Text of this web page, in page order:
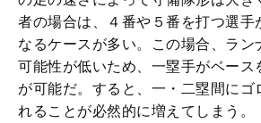
者の場合は、４番や５番を打つ選手
なるケースが多い。この場合、ラン
可能性が低いため、一塁手がベース
が可能だ。すると、一・二塁間にゴ
れることが必然的に増えてしまう。